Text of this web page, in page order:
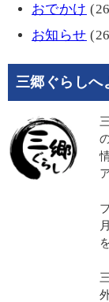
おでかけ
お知らせ
三郷ぐらしへ